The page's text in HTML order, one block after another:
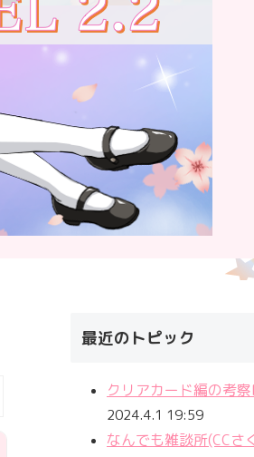
最近のトピック
クリアカード編の考
2024.4.1 19:59
なんでも雑談所(CCさ